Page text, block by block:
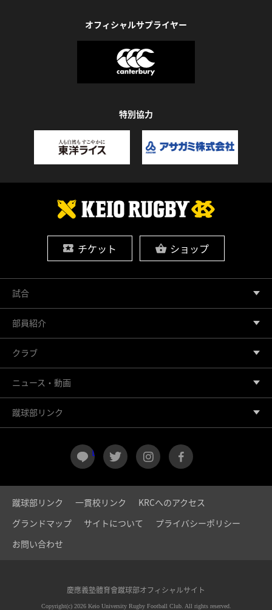
オフィシャルサプライヤー
特別協力
チケット ショップ
LINE twitter instagram
試合
部員紹介
クラブ
ニュース・動画
蹴球部リンク
蹴球部リンク 一貫校リンク
KRCへのアクセス
グランドマップ
サイトについて
プライバシーポリシー
お問い合わせ
慶應義塾體育會蹴球部オフィシャルサイト
Copyright(c) 2026 Keio University Rugby Football Club. All rights reserved.